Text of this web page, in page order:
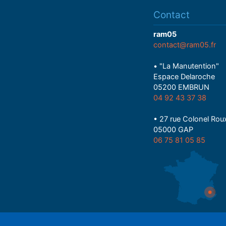
Contact
ram05
contact@ram05.fr
• "La Manutention"
Espace Delaroche
05200 EMBRUN
04 92 43 37 38
• 27 rue Colonel
05000 GAP
06 75 81 05 85